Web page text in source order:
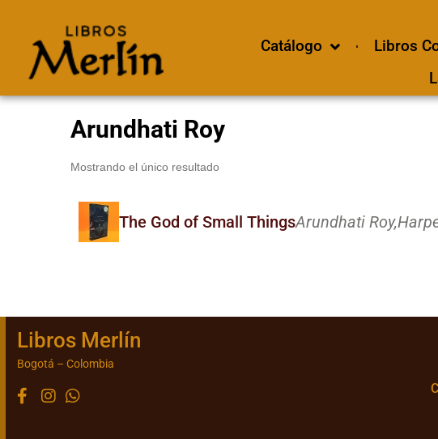
Catálogo Libros
Arundhati Roy
Mostrando el único resultado
The God of Small ThingsArundhati Roy,
Libros Merlín
Bogotá – Colombia